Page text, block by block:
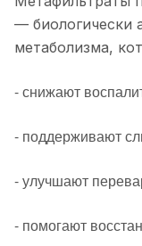
— биологически
метаболизма,
- снижают
- поддерживают
- улучшают
- помогают